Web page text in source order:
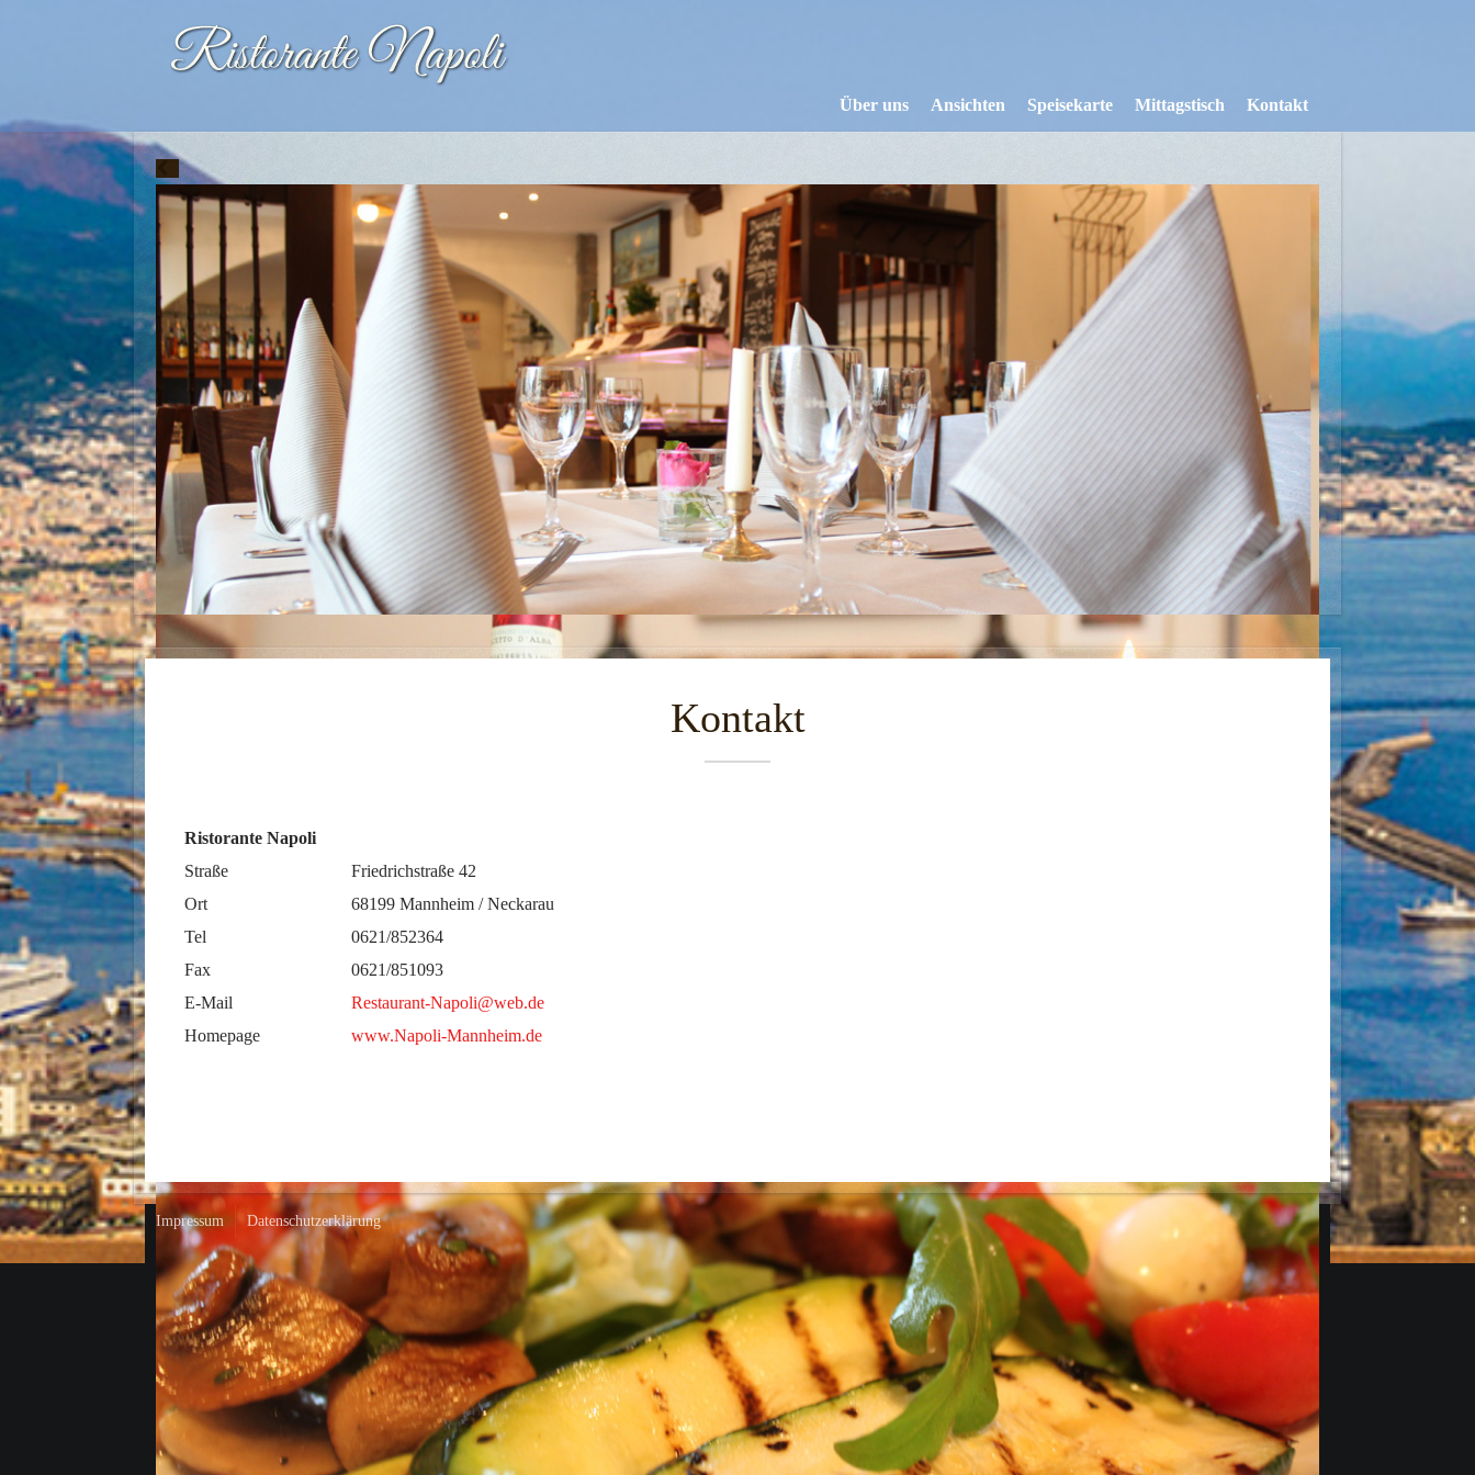
Über uns Ansichten Speisekarte Mittagstisch Kontakt
Kontakt
Ristorante Napoli
Straße
Friedrichstraße 42
Ort
68199 Mannheim / Neckarau
Tel
0621/852364
Fax
0621/851093
E-Mail
Restaurant-Napoli@web.de
Homepage
www.Napoli-Mannheim.de
Impressum Datenschutzerklärung (c) 2015 Creativ-Agentur mediapix